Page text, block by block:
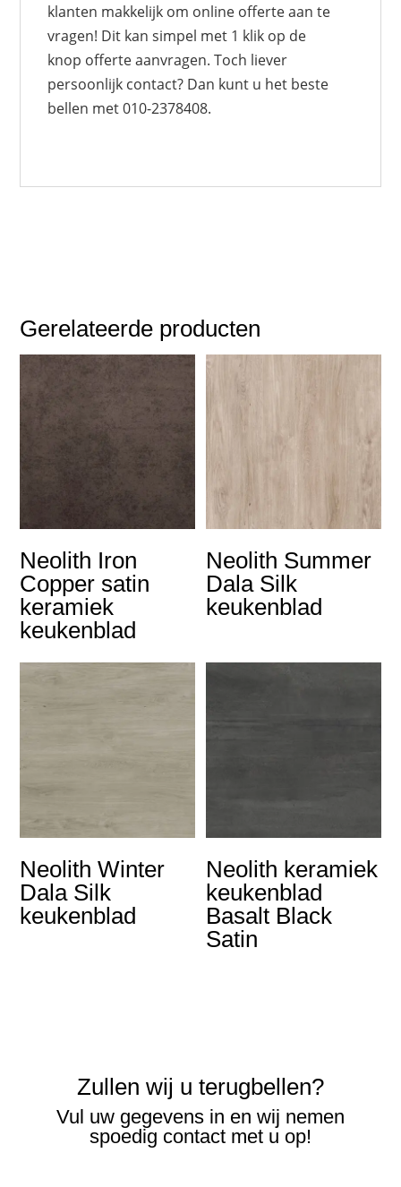
klanten makkelijk om online offerte aan te
vragen! Dit kan simpel met 1 klik op de
knop offerte aanvragen. Toch liever
persoonlijk contact? Dan kunt u het beste
bellen met 010-2378408.
Gerelateerde producten
Neolith Iron
Copper satin
keramiek
keukenblad
Neolith Summer
Dala Silk
keukenblad
Neolith Winter
Dala Silk
keukenblad
Neolith keramiek
keukenblad
Basalt Black
Satin
Zullen wij u terugbellen?
Vul uw gegevens in en wij nemen
spoedig contact met u op!